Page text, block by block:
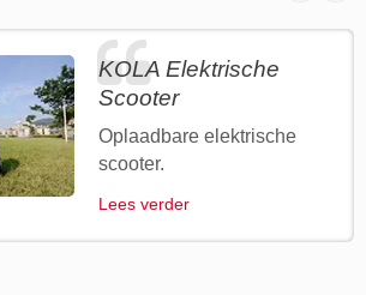
KOLA Elektrische
Scooter
Oplaadbare elektrische
scooter.
Lees verder